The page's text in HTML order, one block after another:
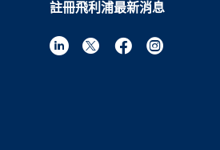
註冊飛利浦最新消息